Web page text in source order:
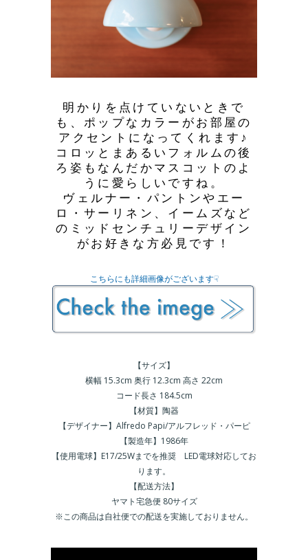
明かりを点けていないときで
も、ポップなカラーがお部屋の
アクセントになってくれます♪
コロッとまあるいフォルムの後
ろ姿もなんだかマスコットのよ
うに愛らしいですね。
ヴェルナー・パントンやエー
ロ・サーリネン、イームズなど
のミッドセンチュリーデザイン
がお好きな方必見です！
こちらにも詳細画像がございます☟
【サイズ】
横幅 15.3cm 奥行 12.3cm 高さ 22cm
コード長さ 184.5cm
【材質】陶器
【デザイナー】Alfredo Papi/アルフレッド・パーピ
【製造年】1986年
【使用電球】E17/25Wまでを推奨 LED電球対応してお
ります。
【配送方法】
ヤマト宅急便 80サイズ
※この商品は自社便での配送を実施しておりません。